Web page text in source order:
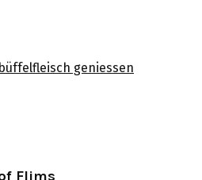
geniessen
Flims